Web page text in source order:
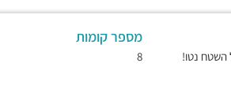
מספר קומות
8